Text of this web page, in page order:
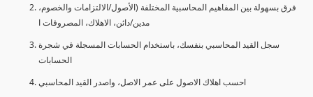
فرق بسهولة بين المفاهيم المحاسبية المختلفة (الأصول/الالتزامات والخصوم،
مدين/دائن، الاهلاك، المصروفات ا
سجل القيد المحاسبي بنفسك، باستخدام الحسابات المسجلة في شجرة
الحسابات
احسب اهلاك الاصول على عمر الاصل، واصدر القيد المحاسبي